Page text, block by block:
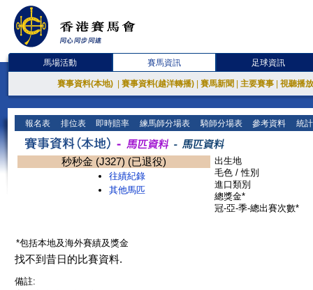
馬場活動 賽馬資訊 足球資訊
賽事資料(本地) 賽事資料(越洋轉播) 賽馬新聞 主要賽事 視聽播
報名表 排位表 即時賠率 練馬師分場表 騎師分場表 參考資料 統
秒秒金 (J327) (已退役)
往績紀錄
其他馬匹
出生地
毛色 / 性別
進口類別
總獎金*
冠-亞-季-總出賽次數*
*包括本地及海外賽績及獎金
找不到昔日的比賽資料.
備註: